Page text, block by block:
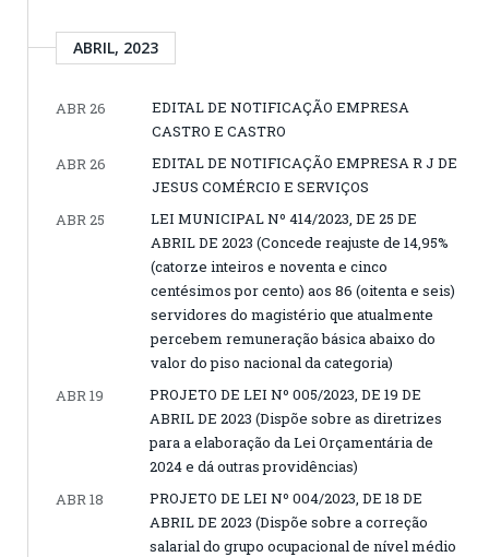
ABRIL, 2023
ABR 26
EDITAL DE NOTIFICAÇÃO EMPRESA
CASTRO E CASTRO
ABR 26
EDITAL DE NOTIFICAÇÃO EMPRESA R J DE
JESUS COMÉRCIO E SERVIÇOS
ABR 25
LEI MUNICIPAL Nº 414/2023, DE 25 DE
ABRIL DE 2023 (Concede reajuste de 14,95%
(catorze inteiros e noventa e cinco
centésimos por cento) aos 86 (oitenta e seis)
servidores do magistério que atualmente
percebem remuneração básica abaixo do
valor do piso nacional da categoria)
ABR 19
PROJETO DE LEI Nº 005/2023, DE 19 DE
ABRIL DE 2023 (Dispõe sobre as diretrizes
para a elaboração da Lei Orçamentária de
2024 e dá outras providências)
ABR 18
PROJETO DE LEI Nº 004/2023, DE 18 DE
ABRIL DE 2023 (Dispõe sobre a correção
salarial do grupo ocupacional de nível médio